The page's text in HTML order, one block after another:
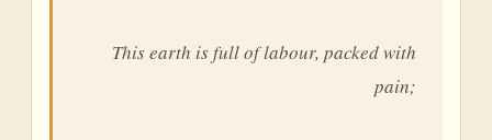
This earth is full of labour, packed with
pain;